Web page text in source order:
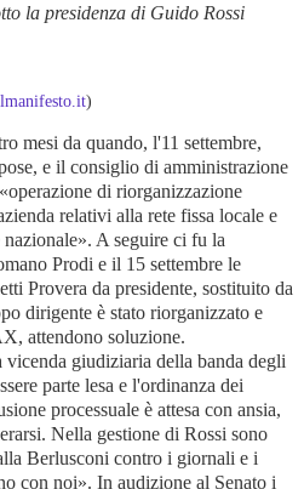
la presidenza di Guido Rossi
)
mesi da quando, l'11 settembre,
e il consiglio di amministrazione
di riorganizzazione
relativi alla rete fissa locale e
A seguire ci fu la
Prodi e il 15 settembre le
Provera da presidente, sostituito da
dirigente è stato riorganizzato e
attendono soluzione.
vicenda giudiziaria della banda degli
parte lesa e l'ordinanza dei
processuale è attesa con ansia,
Nella gestione di Rossi sono
Berlusconi contro i giornali e i
con noi». In audizione al Senato i